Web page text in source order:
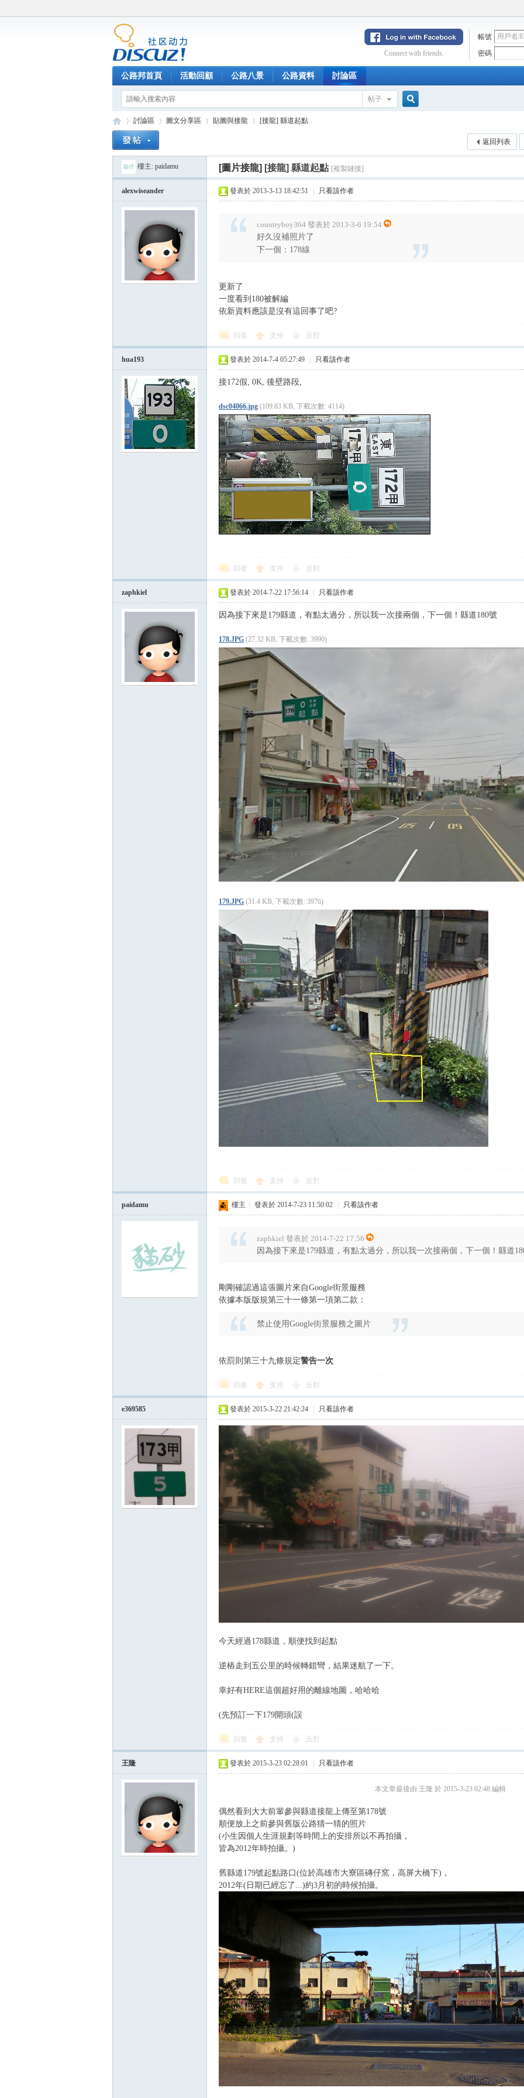
帳號
密碼
Connect with friends.
公路邦首頁 活動回顧 公路八景 公路資料 討論區
帖子
»
討論區
›
圖文分享區 貼圖與接龍
›
[接龍] 縣道起點
返回列表
樓主: paidamu [圖片接龍] [接龍] 縣道起點 [複製鏈接]
alexwiseander 發表於 2013-3-13 18:42:51 只看該作者
countryboy364 發表於 2013-3-6 19:54
好久沒補照片了
下一個：178線
更新了
一度看到180被解編
依新資料應該是沒有這回事了吧?
回復 支持 反對
hua193 發表於 2014-7-4 05:27:49 只看該作者
接172假, 0K, 後壁路段,
dsc04066.jpg (109.83 KB, 下載次數: 4114)
回復 支持 反對
zaphkiel 發表於 2014-7-22 17:56:14 只看該作者
因為接下來是179縣道，有點太過分，所以我一次接兩個，下一個！縣道180號
178.JPG (27.32 KB, 下載次數: 3990)
179.JPG (31.4 KB, 下載次數: 3976)
回復 支持 反對
paidamu 樓主 發表於 2014-7-23 11:50:02 只看該作者
zaphkiel 發表於 2014-7-22 17:56
因為接下來是179縣道，有點太過分，所以我一次接兩個，下一個！縣道
剛剛確認過這張圖片來自Google街景服務
依據本版版規第三十一條第一項第二款：
禁止使用Google街景服務之圖片
依罰則第三十九條規定警告一次
回復 支持 反對
e369585 發表於 2015-3-22 21:42:24 只看該作者
今天經過178縣道，順便找到起點
逆樁走到五公里的時候轉錯彎，結果迷航了一下。
幸好有HERE這個超好用的離線地圖，哈哈哈
(先預訂一下179開頭(誤
回復 支持 反對
王隆 發表於 2015-3-23 02:28:01 只看該作者
本文章最後由 王隆 於 2015-3-23 02:48 編輯
偶然看到大大前輩參與縣道接龍上傳至第178號
順便放上之前參與舊版公路猜一猜的照片
(小生因個人生涯規劃等時間上的安排所以不再拍攝，
皆為2012年時拍攝。)
舊縣道179號起點路口(位於高雄市大寮區磚仔窯，高屏大橋下)，
2012年(日期已經忘了...)約3月初的時候拍攝。